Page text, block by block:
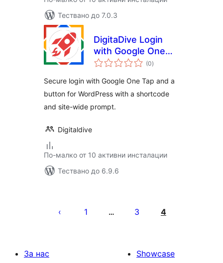
Тествано до 7.0.3
DigitaDive Login
with Google One
Tap
(0общо
оценки
)
Secure login with Google One Tap and a
button for WordPress with a shortcode
and site-wide prompt.
Digitaldive
По-малко от 10 активни инсталации
Тествано до 6.9.6
страници
1 … 3 4
За нас
Showcase